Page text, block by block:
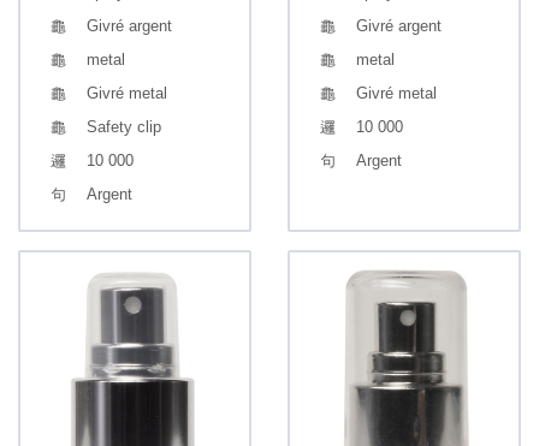
Givré argent
metal
Givré metal
Safety clip
10 000
Argent
Givré argent
metal
Givré metal
10 000
Argent